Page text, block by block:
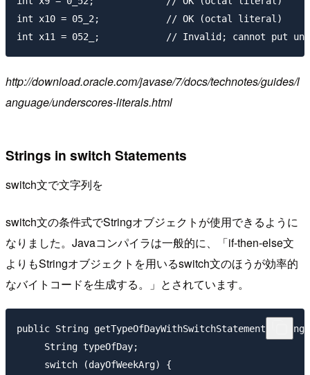
int x10 = 05_2;            // OK (octal literal)
http://download.oracle.com/javase/7/docs/technotes/guides/l
anguage/underscores-literals.html
Strings in switch Statements
switch文で文字列を
switch文の条件式でStringオブジェクトが使用できるように
なりました。Javaコンパイラは一般的に、「if-then-else文
よりもStringオブジェクトを用いるswitch文のほうが効率的
なバイトコードを生成する。」とされています。
public String getTypeOfDayWithSwitchStatement(String
     String typeOfDay;
     switch (dayOfWeekArg) {